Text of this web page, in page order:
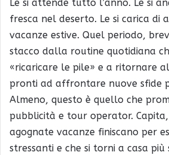
Le si attende tutto l’anno. Le si
fresca nel deserto. Le si carica di
vacanze estive. Quel periodo,
stacco dalla routine quotidiana
«ricaricare le pile» e a ritornare
pronti ad affrontare nuove sfide
Almeno, questo è quello che
pubblicità e tour operator.
agognate vacanze finiscano per
stressanti e che si torni a casa più